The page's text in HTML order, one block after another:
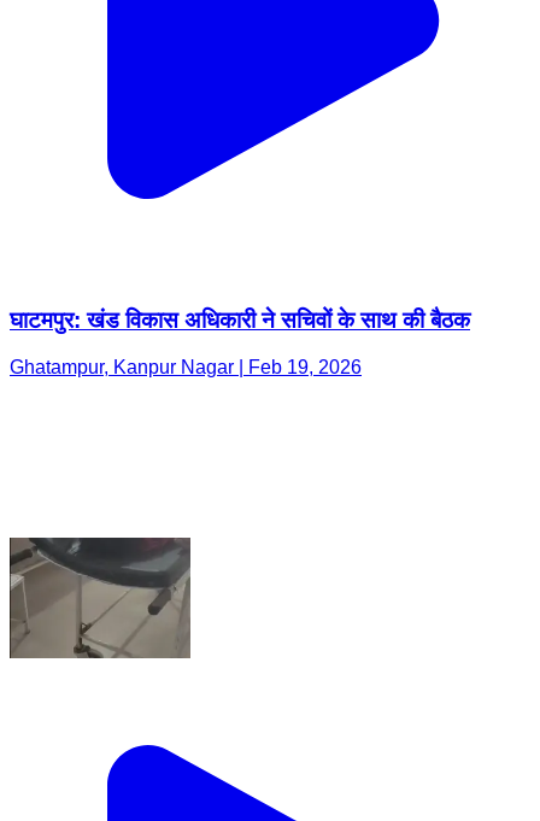
घाटमपुर: खंड विकास अधिकारी ने सचिवों के साथ की बैठक
Ghatampur, Kanpur Nagar | Feb 19, 2026